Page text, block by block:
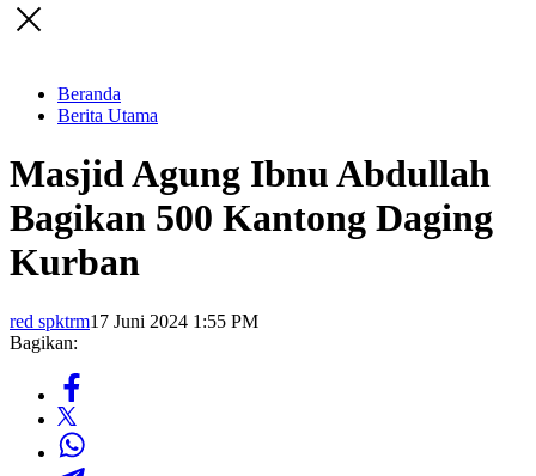
Beranda
Berita Utama
Masjid Agung Ibnu Abdullah
Bagikan 500 Kantong Daging
Kurban
red spktrm17 Juni 2024 1:55 PM
Bagikan: